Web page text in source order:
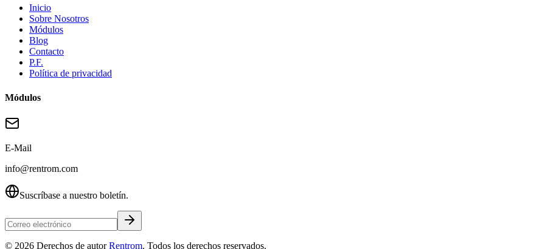
Inicio
Sobre Nosotros
Módulos
Blog
Contacto
P.F.
Política de privacidad
Módulos
E-Mail
info@rentrom.com
Suscríbase a nuestro boletín.
© 2026 Derechos de autor Rentrom. Todos los derechos reservados.